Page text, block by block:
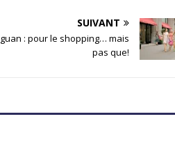
SUIVANT
: pour le shopping… mais
pas que!